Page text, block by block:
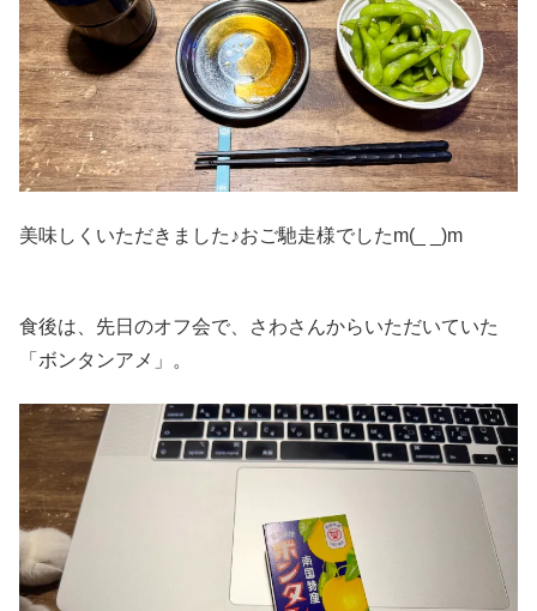
美味しくいただきました♪おご馳走様でしたm(_ _)m
食後は、先日のオフ会で、さわさんからいただいていた
「ボンタンアメ」。